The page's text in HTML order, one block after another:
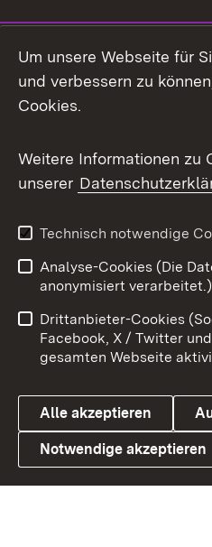
Facebook
X / Twitter
Youtube
Link zum Landesportal
Impressum
Barrierefreiheit
Cookies
Um unsere Webseite für
und verbessern zu
Cookies.
Weitere Informationen zu
unserer
Technisch notwendige
Analyse-Cookies (Die
anonymisiert verarbeitet.)
Drittanbieter-Cookies
Facebook, X / Twitter
gesamten Webseite
Alle akzeptieren
Notwendige akzeptieren